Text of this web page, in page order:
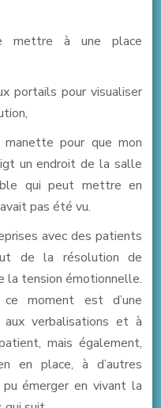
à une place
portails pour visualiser
pour que mon
un endroit de la salle
qui peut mettre en
pas été vu.
avec des patients
de la résolution de
la tension émotionnelle.
ce moment est d’une
aux verbalisations et à
mais également,
en place, à d’autres
émerger en vivant la